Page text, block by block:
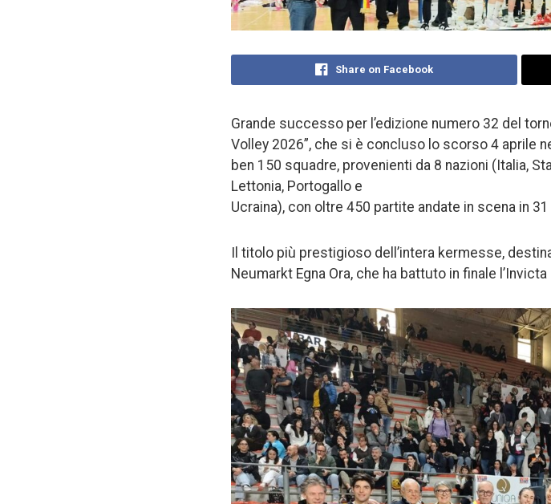
Share on Facebook
Grande successo per l’edizione numero 32 del
Volley 2026”, che si è concluso lo scorso 4 aprile
ben 150 squadre, provenienti da 8 nazioni (Italia,
Lettonia, Portogallo e
Ucraina), con oltre 450 partite andate in scena in
Il titolo più prestigioso dell’intera kermesse,
Neumarkt Egna Ora, che ha battuto in finale l’Invicta